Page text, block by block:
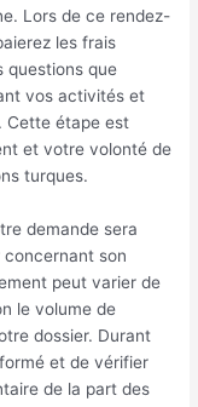
Lors de ce rendez-
les frais
questions que
vos activités et
Cette étape est
et votre volonté de
turques.
demande sera
son
peut varier de
le volume de
dossier. Durant
et de vérifier
de la part des